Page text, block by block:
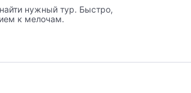
нужный тур. Быстро,
к мелочам.